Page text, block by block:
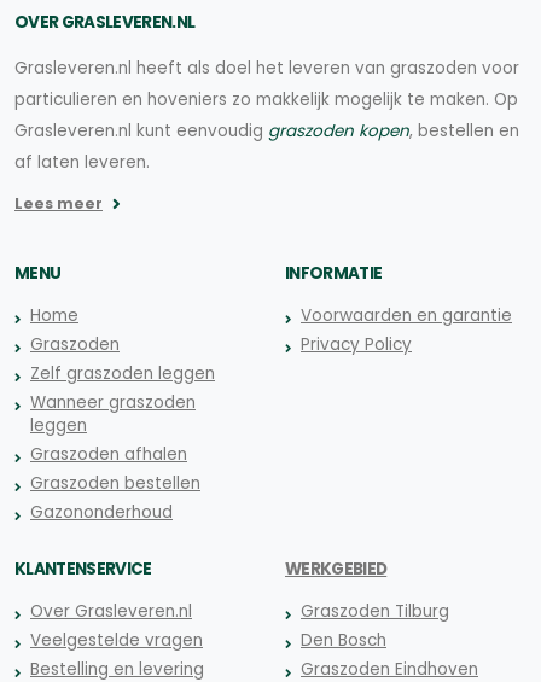
OVER GRASLEVEREN.NL
Grasleveren.nl heeft als doel het leveren van graszoden voor
particulieren en hoveniers zo makkelijk mogelijk te maken. Op
Grasleveren.nl kunt eenvoudig graszoden kopen, bestellen en
af laten leveren.
Lees meer
MENU
Home
Graszoden
Zelf graszoden leggen
Wanneer graszoden
leggen
Graszoden afhalen
Graszoden bestellen
Gazononderhoud
INFORMATIE
Voorwaarden en garantie
Privacy Policy
KLANTENSERVICE
Over Grasleveren.nl
Veelgestelde vragen
Bestelling en levering
WERKGEBIED
Graszoden Tilburg
Den Bosch
Graszoden Eindhoven